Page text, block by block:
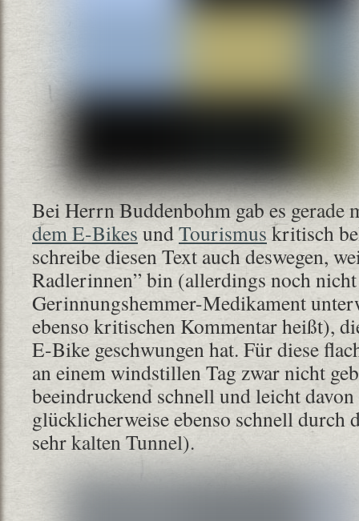
Bei Herrn Buddenbohm gab es gerade
dem E-Bikes undTourismuskritisch
schreibe diesen Text auch deswegen,
Radlerinnen” bin (allerdings noch
Gerinnungshemmer-Medikament
ebenso kritischen Kommentar heißt),
E-Bike geschwungen hat. Für diese
an einem windstillen Tag zwar nicht
beeindruckend schnell und leicht
glücklicherweise ebenso schnell durch
sehr kalten Tunnel).